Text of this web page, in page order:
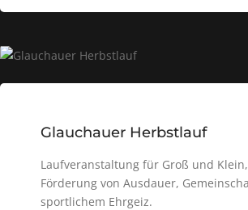
Glauchauer Herbstlauf
Laufveranstaltung für Groß und
Förderung von Ausdauer,
sportlichem Ehrgeiz.